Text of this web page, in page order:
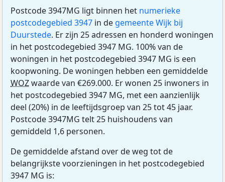
Postcode 3947MG ligt binnen het numerieke
postcodegebied 3947 in de gemeente Wijk bij
Duurstede. Er zijn 25 adressen en honderd woningen
in het postcodegebied 3947 MG. 100% van de
woningen in het postcodegebied 3947 MG is een
koopwoning. De woningen hebben een gemiddelde
WOZwaarde van €269.000. Er wonen 25 inwoners in
het postcodegebied 3947 MG, met een aanzienlijk
deel (20%) in de leeftijdsgroep van 25 tot 45 jaar.
Postcode 3947MG telt 25 huishoudens van
gemiddeld 1,6 personen.
De gemiddelde afstand over de weg tot de
belangrijkste voorzieningen in het postcodegebied
3947 MG is: